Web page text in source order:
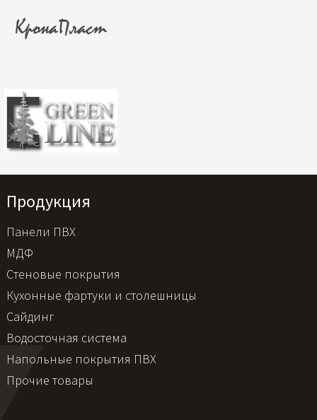
Продукция
Панели ПВХ
МДФ
Стеновые покрытия
Кухонные фартуки и столешницы
Сайдинг
Водосточная система
Напольные покрытия ПВХ
Прочие товары